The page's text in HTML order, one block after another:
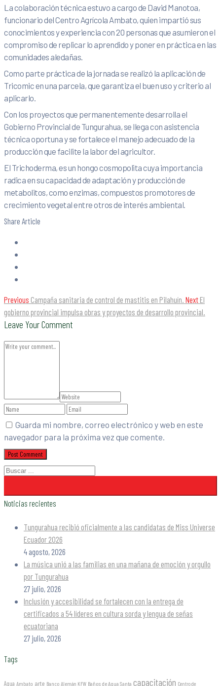
La colaboración técnica estuvo a cargo de David Manotoa,
funcionario del Centro Agrícola Ambato, quien impartió sus
conocimientos y experiencia con 20 personas que asumieron el
compromiso de replicar lo aprendido y poner en práctica en las
comunidades aledañas.
Como parte práctica de la jornada se realizó la aplicación de
Tricomic en una parcela, que garantiza el buen uso y criterio al
aplicarlo.
Con los proyectos que permanentemente desarrolla el
Gobierno Provincial de Tungurahua, se llega con asistencia
técnica oportuna y se fortalece el manejo adecuado de la
producción que facilite la labor del agricultor.
El Trichoderma, es un hongo cosmopolita cuya importancia
radica en su capacidad de adaptación y producción de
metabolitos, como enzimas, compuestos promotores de
crecimiento vegetal entre otros de interés ambiental.
Share Article
Previous Campaña sanitaria de control de mastitis en Pilahuín. Next El
gobierno provincial impulsa obras y proyectos de desarrollo provincial.
Leave Your Comment
Guarda mi nombre, correo electrónico y web en este
navegador para la próxima vez que comente.
Noticias recientes
Tungurahua recibió oficialmente a las candidatas de Miss Universe
Ecuador 2026
4 agosto, 2026
La música unió a las familias en una mañana de emoción y orgullo
por Tungurahua
27 julio, 2026
Inclusión y accesibilidad se fortalecen con la entrega de
certificados a 54 líderes en cultura sorda y lengua de señas
ecuatoriana
27 julio, 2026
Tags
Agua Ambato arte Banco Alemán KFW Baños de Agua Santa capacitación Centro de